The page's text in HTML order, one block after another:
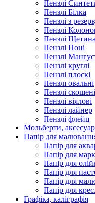
Пензлі
Пензлі Білка
Пензлі з
Пензлі
Пензлі Щетина
Пензлі Поні
Пензлі
Пензлі круглі
Пензлі плоскі
Пензлі овальні
Пензлі скошені
Пензлі віялові
Пензлі лайнер
Пензлі флейц
Мольберти,
Папір для
Папір для
Папір для
Папір для
Папір для
Папір для
Папір для
Графіка, каліграфія